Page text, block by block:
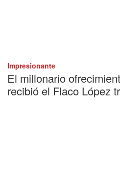
Impresionante
El millonario
recibió el Flaco López